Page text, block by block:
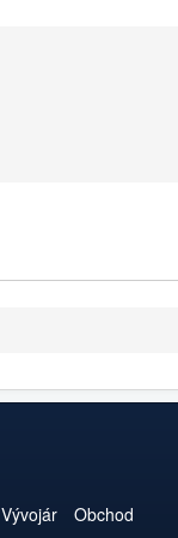
Vývojár Obchod